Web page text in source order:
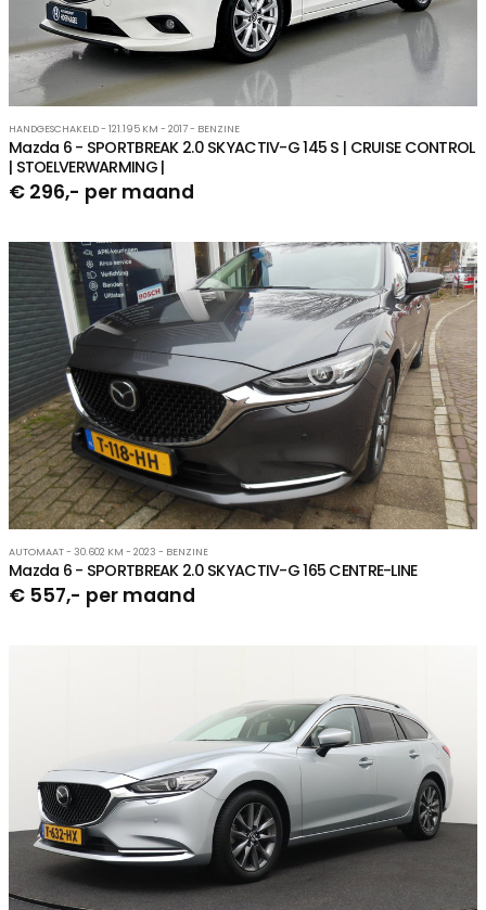
HANDGESCHAKELD - 121.195 KM - 2017 - BENZINE
Mazda 6 - SPORTBREAK 2.0 SKYACTIV-G 145 S | CRUISE CONTROL
| STOELVERWARMING |
€ 296,- per maand
AUTOMAAT - 30.602 KM - 2023 - BENZINE
Mazda 6 - SPORTBREAK 2.0 SKYACTIV-G 165 CENTRE-LINE
€ 557,- per maand